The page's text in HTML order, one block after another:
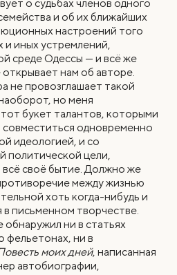
о судьбах членов одного
и об их ближайших
настроений того
и иных устремлений,
среде Одессы — и всё же
нам об авторе.
не провозглашает такой
но меня
букет талантов, которыми
одновременно
идеологией, и со
политической цели,
своё бытие. Должно же
между жизнью
хоть когда-нибудь и
в письменном творчестве.
обнаружил ни в статьях
фельетонах, ни в
моих дней, написанная
автобиографии,